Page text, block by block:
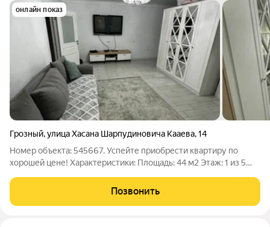
онлайн показ
Грозный,улица Хасана Шарпудиновича Кааева,14
Номер объекта: 545667. Успейте приобрести квартиру по
хорошей цене! Характеристики: Площадь: 44 м2 Этаж: 1 из 5
ТЦ Дополнительная информация: Квартира с прекрасным
ремонтом, качественной
Позвонить